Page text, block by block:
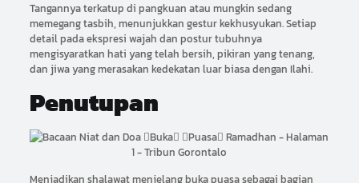
Tangannya terkatup di pangkuan atau mungkin sedang
memegang tasbih, menunjukkan gestur kekhusyukan. Setiap
detail pada ekspresi wajah dan postur tubuhnya
mengisyaratkan hati yang telah bersih, pikiran yang tenang,
dan jiwa yang merasakan kedekatan luar biasa dengan Ilahi.
Penutupan
Menjadikan shalawat menjelang buka puasa sebagai bagian